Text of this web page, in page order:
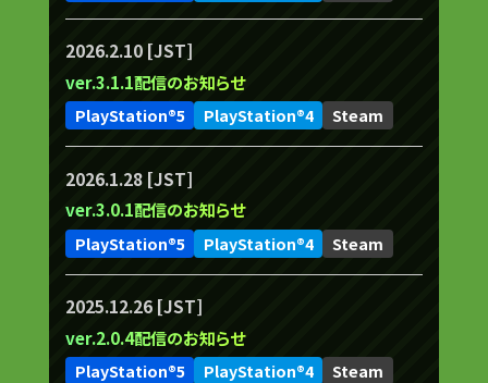
2026.2.10 [JST]
ver.3.1.1配信のお知らせ
PlayStation®5 PlayStation®4 Steam
2026.1.28 [JST]
ver.3.0.1配信のお知らせ
PlayStation®5 PlayStation®4 Steam
2025.12.26 [JST]
ver.2.0.4配信のお知らせ
PlayStation®5 PlayStation®4 Steam